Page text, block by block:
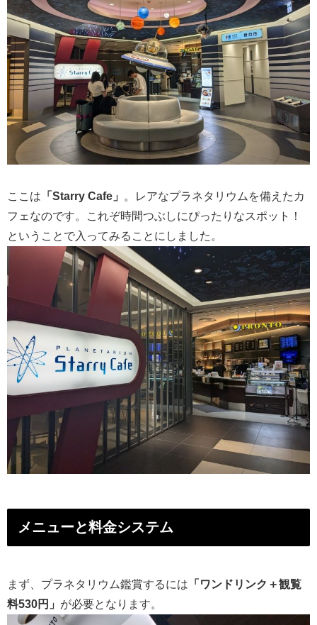
ここは 「Starry Cafe」
。レアなプラネタリウムを備えたカ
フェなのです。これぞ時間つぶしにぴったりなスポット！
ということで入ってみることにしました。
メニューと料金システム
まず、プラネタリウム鑑賞するには 「ワンドリンク＋観覧
料530円」 が必要となります。